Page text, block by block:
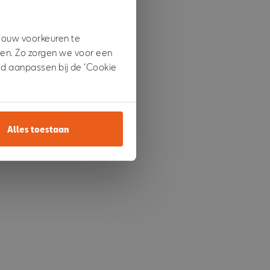
voorkeuren te
Zo zorgen we voor een
aanpassen bij de ‘Cookie
Alles toestaan